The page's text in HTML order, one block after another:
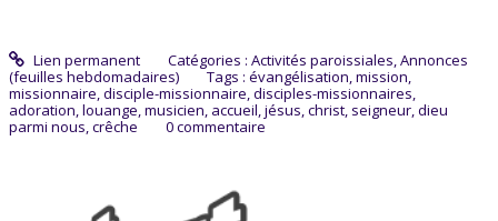
Lien permanent Catégories : Activités paroissiales,Annonces
(feuilles hebdomadaires)
Tags : évangélisation,mission,
missionnaire,disciple-missionnaire,disciples-missionnaires,
adoration,louange,musicien, accueil,jésus,christ, seigneur,dieu
parmi nous,crêche 0commentaire